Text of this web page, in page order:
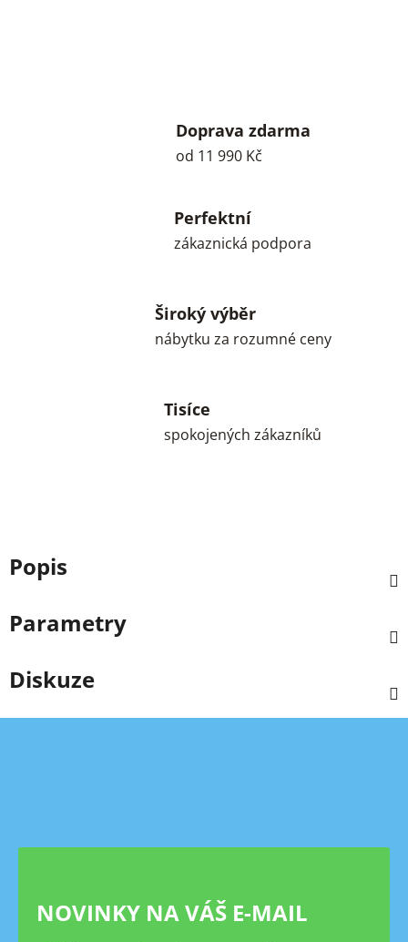
Doprava zdarma
od 11 990 Kč
Perfektní
zákaznická podpora
Široký výběr
nábytku za rozumné ceny
Tisíce
spokojených zákazníků
Popis
Parametry
Diskuze
Z
NOVINKY NA VÁŠ E-MAIL